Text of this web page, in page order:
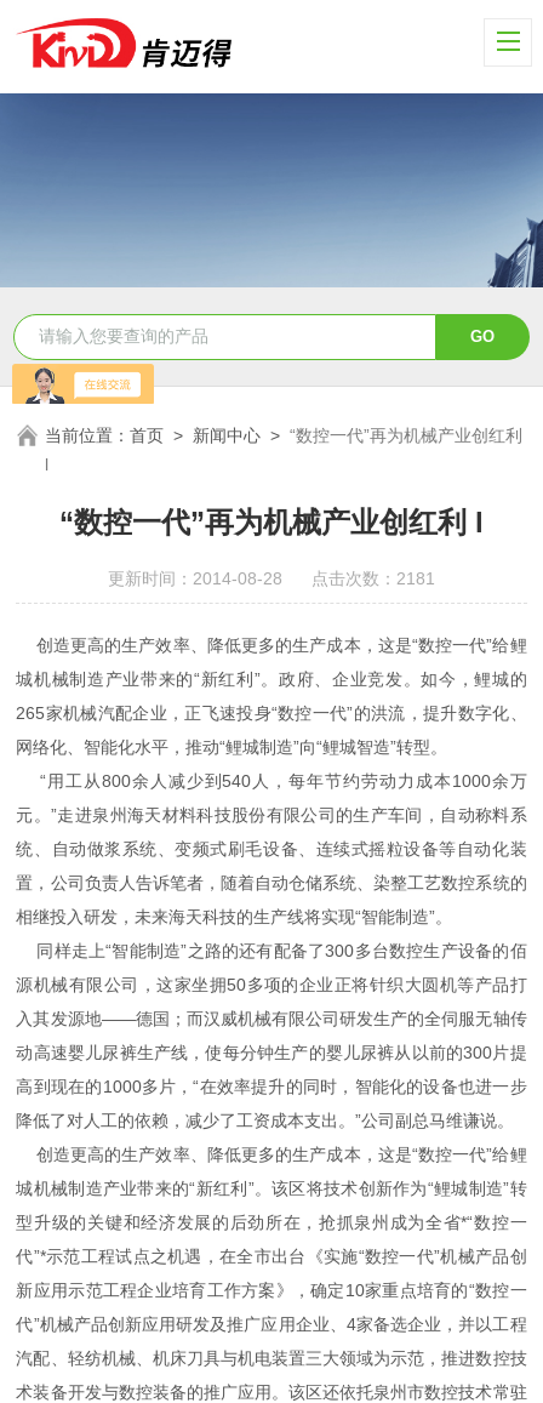
当前位置：首页 > 新闻中心 >“数控一代”再为机械产业创红利
l
“数控一代”再为机械产业创红利 l
更新时间：2014-08-28 点击次数：2181
创造更高的生产效率、降低更多的生产成本，这是“数控一代”给鲤
城机械制造产业带来的“新红利”。政府、企业竞发。如今，鲤城的
265家机械汽配企业，正飞速投身“数控一代”的洪流，提升数字化、
网络化、智能化水平，推动“鲤城制造”向“鲤城智造”转型。
“用工从800余人减少到540人，每年节约劳动力成本1000余万
元。”走进泉州海天材料科技股份有限公司的生产车间，自动称料系
统、自动做浆系统、变频式刷毛设备、连续式摇粒设备等自动化装
置，公司负责人告诉笔者，随着自动仓储系统、染整工艺数控系统的
相继投入研发，未来海天科技的生产线将实现“智能制造”。
同样走上“智能制造”之路的还有配备了300多台数控生产设备的佰
源机械有限公司，这家坐拥50多项的企业正将针织大圆机等产品打
入其发源地——德国；而汉威机械有限公司研发生产的全伺服无轴传
动高速婴儿尿裤生产线，使每分钟生产的婴儿尿裤从以前的300片提
高到现在的1000多片，“在效率提升的同时，智能化的设备也进一步
降低了对人工的依赖，减少了工资成本支出。”公司副总马维谦说。
创造更高的生产效率、降低更多的生产成本，这是“数控一代”给鲤
城机械制造产业带来的“新红利”。该区将技术创新作为“鲤城制造”转
型升级的关键和经济发展的后劲所在，抢抓泉州成为全省*“数控一
代”*示范工程试点之机遇，在全市出台《实施“数控一代”机械产品创
新应用示范工程企业培育工作方案》，确定10家重点培育的“数控一
代”机械产品创新应用研发及推广应用企业、4家备选企业，并以工程
汽配、轻纺机械、机床刀具与机电装置三大领域为示范，推进数控技
术装备开发与数控装备的推广应用。该区还依托泉州市数控技术常驻